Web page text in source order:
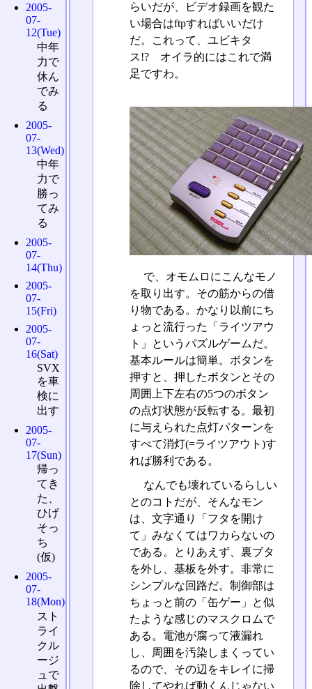
らいだが、ビデオ録画を観た
い場合はftpすればいいだけ
だ。これって、ユビキタ
ス!? オイラ的にはこれで満
足ですわ。
で、オモムロにこんなモノ
を取り出す。その筋からの借
り物である。かなり以前にち
ょっと流行った「ライツアウ
ト」というパズルゲームだ。
基本ルールは簡単。ボタンを
押すと、押したボタンとその
周囲上下左右の5つのボタン
の点灯状態が反転する。最初
に与えられた点灯パターンを
すべて消灯(=ライツアウト)す
れば勝利である。
なんでも壊れているらしい
とのコトだが、そんなモン
は、文字通り「フタを開け
て」みなくてはワカらないの
である。とりあえず、裏ブタ
を外し、基板を外す。非常に
シンプルな回路だ。制御部は
ちょっと前の「缶ゲー」と似
たような感じのマスクロムで
ある。電池が腐って液漏れ
し、周囲を汚染しまくってい
るので、その辺をキレイに掃
除してやれば動くんじゃない
2005-
07-
12(Tue)
中年
力で
休ん
でみ
る
2005-
07-
13(Wed)
中年
力で
勝っ
てみ
る
2005-
07-
14(Thu)
2005-
07-
15(Fri)
2005-
07-
16(Sat)
SVX
を車
検に
出す
2005-
07-
17(Sun)
帰っ
てき
た、
ひげ
そっ
ち
(仮)
2005-
07-
18(Mon)
スト
ライ
クル
ージ
ュで